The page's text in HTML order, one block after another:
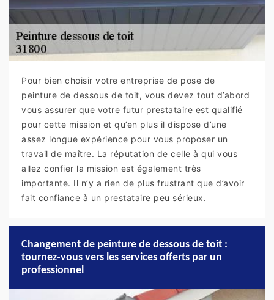
Pour bien choisir votre entreprise de pose de
peinture de dessous de toit, vous devez tout d’abord
vous assurer que votre futur prestataire est qualifié
pour cette mission et qu’en plus il dispose d’une
assez longue expérience pour vous proposer un
travail de maître. La réputation de celle à qui vous
allez confier la mission est également très
importante. Il n’y a rien de plus frustrant que d’avoir
fait confiance à un prestataire peu sérieux.
Changement de peinture de dessous de toit :
tournez-vous vers les services offerts par un
professionnel